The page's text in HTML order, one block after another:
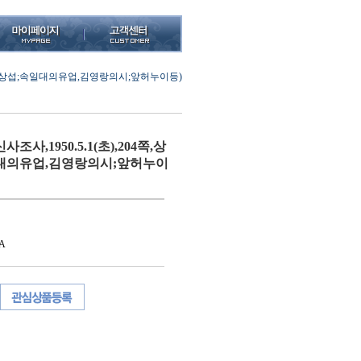
섭;속일대의유업,김영랑의시;앞허누이등)
조사,1950.5.1(초),204쪽,상
의유업,김영랑의시;앞허누이